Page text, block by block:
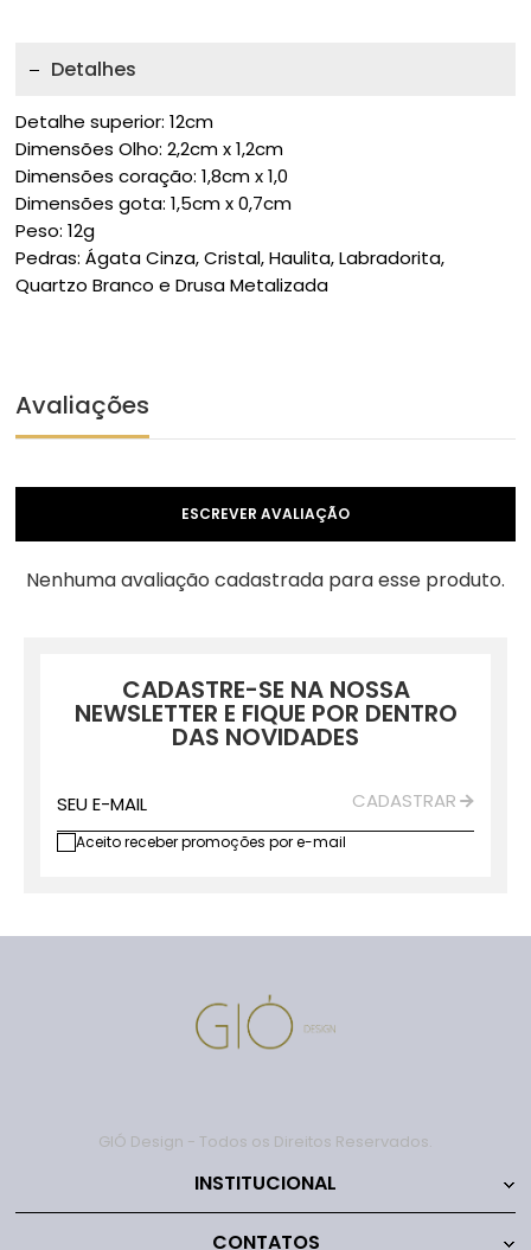
Detalhes
Detalhe superior: 12cm
Dimensões Olho: 2,2cm x 1,2cm
Dimensões coração: 1,8cm x 1,0
Dimensões gota: 1,5cm x 0,7cm
Peso: 12g
Pedras: Ágata Cinza, Cristal, Haulita, Labradorita,
Quartzo Branco e Drusa Metalizada
Avaliações
ESCREVER AVALIAÇÃO
Nenhuma avaliação cadastrada para esse produto.
CADASTRE-SE NA NOSSA
NEWSLETTER E FIQUE POR DENTRO
DAS NOVIDADES
SEU E-MAIL CADASTRAR
Aceito receber promoções por e-mail
GIÓ Design - Todos os Direitos Reservados.
INSTITUCIONAL
CONTATOS